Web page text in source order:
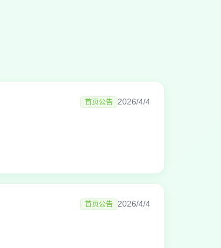
首页公告 2026/4/4
首页公告 2026/4/4